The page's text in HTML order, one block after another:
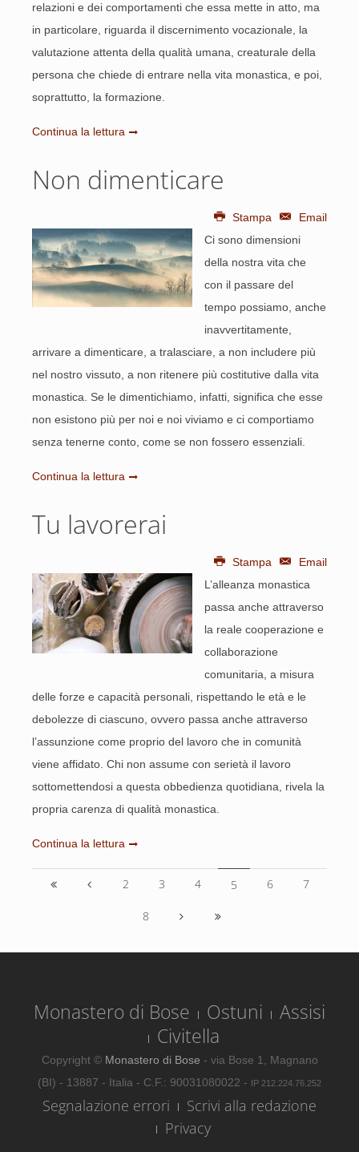
relazioni e dei comportamenti che essa mette in atto, ma
in particolare, riguarda il discernimento vocazionale, la
valutazione attenta della qualità umana, creaturale della
persona che chiede di entrare nella vita monastica, e poi,
soprattutto, la formazione.
Continua la lettura
Non dimenticare
Stampa
Email
Ci sono dimensioni
della nostra vita che
con il passare del
tempo possiamo, anche
inavvertitamente,
arrivare a dimenticare, a tralasciare, a non includere più
nel nostro vissuto, a non ritenere più costitutive dalla vita
monastica. Se le dimentichiamo, infatti, significa che esse
non esistono più per noi e noi viviamo e ci comportiamo
senza tenerne conto, come se non fossero essenziali.
Continua la lettura
Tu lavorerai
Stampa
Email
L’alleanza monastica
passa anche attraverso
la reale cooperazione e
collaborazione
comunitaria, a misura
delle forze e capacità personali, rispettando le età e le
debolezze di ciascuno, ovvero passa anche attraverso
l’assunzione come proprio del lavoro che in comunità
viene affidato. Chi non assume con serietà il lavoro
sottomettendosi a questa obbedienza quotidiana, rivela la
propria carenza di qualità monastica.
Continua la lettura
2 3 4 5 6 7
8
Monastero di Bose Ostuni
Assisi
Civitella
Copyright © Monastero di Bose - via Bose 1, Magnano
(BI) - 13887 - Italia - C.F.: 90031080022 - IP 212.224.76.252
Segnalazione errori
Scrivi alla redazione
Privacy